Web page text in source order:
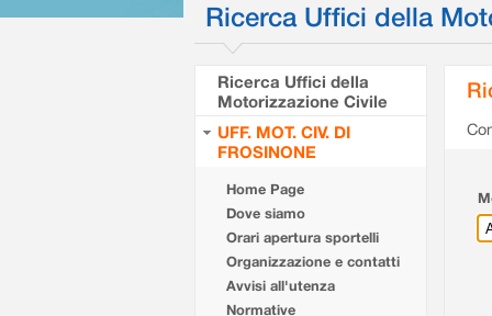
Ricerca Uffici della
Ricerca Uffici della
Motorizzazione Civile
UFF. MOT. CIV. DI
FROSINONE
Home Page
Dove siamo
Orari apertura sportelli
Organizzazione e contatti
Avvisi all'utenza
Normative